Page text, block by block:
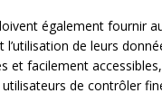
également fournir
l’utilisation de leurs
et facilement
de contrôler